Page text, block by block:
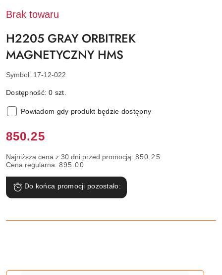
Brak towaru
H2205 GRAY ORBITREK
MAGNETYCZNY HMS
Symbol: 17-12-022
Dostępność:0 szt.
Powiadom gdy produkt będzie dostępny
Cena:
850.25
Najniższa cena z 30 dni przed promocją: 850.25
Cena regularna: 895.00
Do końca promocji pozostało: